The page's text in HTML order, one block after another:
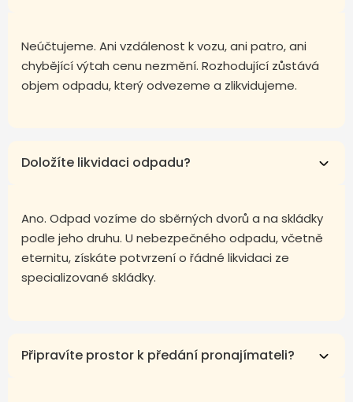
Neúčtujeme. Ani vzdálenost k vozu, ani patro, ani
chybějící výtah cenu nezmění. Rozhodující zůstává
objem odpadu, který odvezeme a zlikvidujeme.
Doložíte likvidaci odpadu?
Ano. Odpad vozíme do sběrných dvorů a na skládky
podle jeho druhu. U nebezpečného odpadu, včetně
eternitu, získáte potvrzení o řádné likvidaci ze
specializované skládky.
Připravíte prostor k předání pronajímateli?